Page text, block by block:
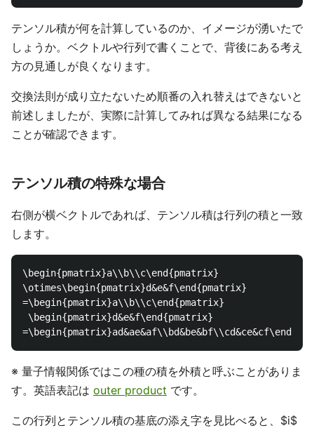
テンソル積が何を計算しているのか、イメージが湧いたで
しょうか。ベクトルや行列で書くことで、背後にある考え
方の見通しが良くなります。
交換法則が成り立たないため順番の入れ替えはできないと
前述しましたが、実際に計算してみれば異なる結果になる
ことが確認できます。
テンソル積の特殊な場合
右側が横ベクトルであれば、テンソル積は行列の積と一致
します。
\begin{pmatrix}a\\b\\c\end{pmatrix}
\otimes\begin{pmatrix}d&e&f\end{pmatrix}
=\begin{pmatrix}a\\b\\c\end{pmatrix}
\begin{pmatrix}d&e&f\end{pmatrix}
※ 量子情報関係ではこの種の積を外積と呼ぶことがありま
す。英語表記は outer product です。
この行列とテンソル積の基底の添え字を見比べると、$i$